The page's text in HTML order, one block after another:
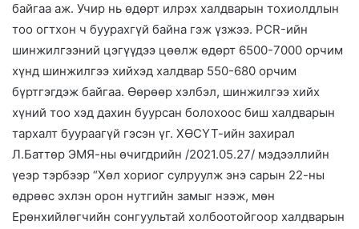
m
a
i
l
байгаа аж. Учир нь өдөрт илрэх халдварын тохиолдлын
тоо огтхон ч буурахгүй байна гэж үзжээ. PCR-ийн
шинжилгээний цэгүүдээ цөөлж өдөрт 6500-7000 орчим
хүнд шинжилгээ хийхэд халдвар 550-680 орчим
бүртгэгдэж байгаа. Өөрөөр хэлбэл, шинжилгээ хийх
хүний тоо хэд дахин буурсан болохоос биш халдварын
тархалт буураагүй гэсэн үг. ХӨСҮТ-ийн захирал
Л.Баттөр ЭМЯ-ны өчигдрийн /2021.05.27/ мэдээллийн
үеэр тэрбээр “Хөл хориог сулруулж энэ сарын 22-ны
өдрөөс эхлэн орон нутгийн замыг нээж, мөн
Ерөнхийлөгчийн сонгуультай холбоотойгоор халдварын